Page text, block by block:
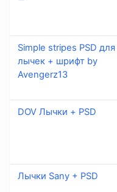
Simple stripes PSD для
лычек + шрифт by
Avengerz13
DOV Лычки + PSD
Лычки Sany + PSD